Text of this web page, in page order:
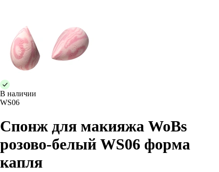
В наличии
WS06
Спонж для макияжа WoBs
розово-белый WS06 форма
капля